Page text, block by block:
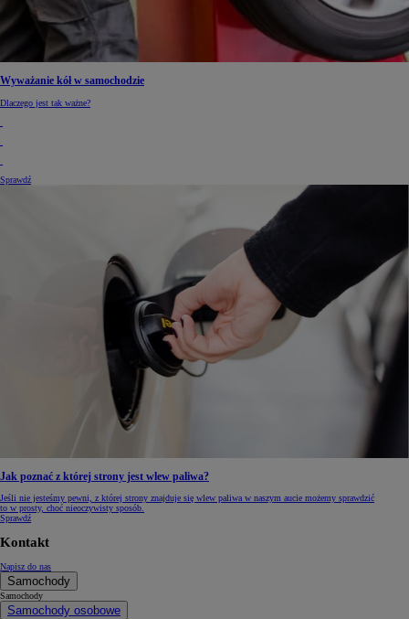
Wyważanie kół w samochodzie
Dlaczego jest tak ważne?
Sprawdź
Jak poznać z której strony jest wlew paliwa?
Jeśli nie jesteśmy pewni, z której strony znajduje się wlew paliwa w naszym aucie możemy sprawdzić
to w prosty, choć nieoczywisty sposób.
Sprawdź
Kontakt
Napisz do nas
Samochody
Samochody
Samochody osobowe